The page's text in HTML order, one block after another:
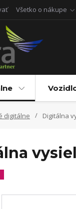
Všetko o nákupe
digitálne Digitálna